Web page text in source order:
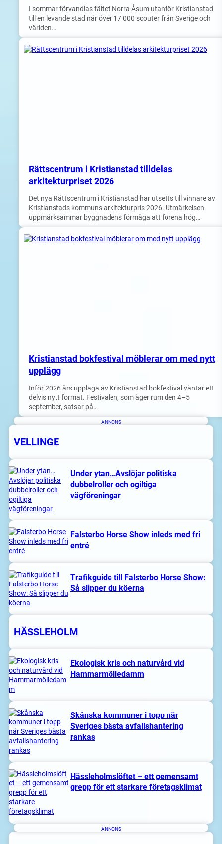
I sommar förvandlas fältet Norra Åsum utanför Kristianstad
till en levande stad när över 17 000 scouter från Sverige och
världen…
Rättscentrum i Kristianstad tilldelas
arkitekturpriset 2026
Det nya Rättscentrum i Kristianstad har utsetts till vinnare av
Kristianstads kommuns arkitekturpris 2026. Utmärkelsen
uppmärksammar byggnadens förmåga att förena hög…
Kristianstad bokfestival möblerar om med nytt
upplägg
Inför 2026 års upplaga av Kristianstad bokfestival väntar ett
delvis nytt format. Festivalen, som äger rum den 4–5
september, satsar på…
ANNONS
VELLINGE
Under ytan…Avslöjar politiska
dubbelroller och ogiltiga
vägföreningar
Falsterbo Horse Show inleds med fri
entré
Trafikguide till Falsterbo Horse Show:
Så slipper du köerna
HÄSSLEHOLM
Ekologisk kris och naturvård vid
Hammarmölledamm
Skånska kommuner i topp när
Sveriges bästa avfallshantering
rankas
Hässleholmslöftet – ett gemensamt
grepp för ett starkare företagsklimat
ANNONS